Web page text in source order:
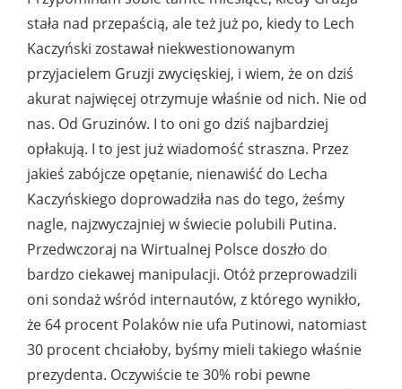
stała nad przepaścią, ale też już po, kiedy to Lech
Kaczyński zostawał niekwestionowanym
przyjacielem Gruzji zwycięskiej, i wiem, że on dziś
akurat najwięcej otrzymuje właśnie od nich. Nie od
nas. Od Gruzinów. I to oni go dziś najbardziej
opłakują. I to jest już wiadomość straszna. Przez
jakieś zabójcze opętanie, nienawiść do Lecha
Kaczyńskiego doprowadziła nas do tego, żeśmy
nagle, najzwyczajniej w świecie polubili Putina.
Przedwczoraj na Wirtualnej Polsce doszło do
bardzo ciekawej manipulacji. Otóż przeprowadzili
oni sondaż wśród internautów, z którego wynikło,
że 64 procent Polaków nie ufa Putinowi, natomiast
30 procent chciałoby, byśmy mieli takiego właśnie
prezydenta. Oczywiście te 30% robi pewne